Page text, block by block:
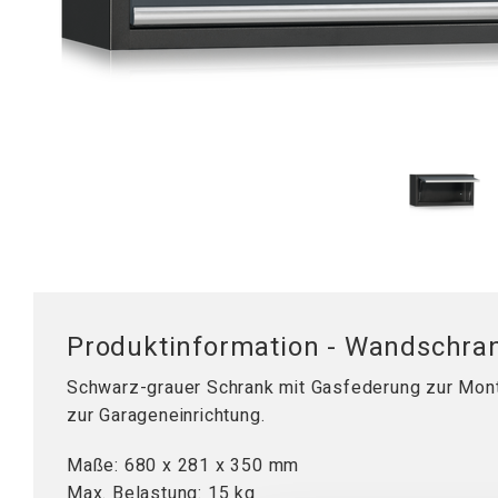
Mobile Arbeitsstationen
Tischplatten
Tischständer
Produktinformation -
Schwarz-grauer Schrank mit Gasfederung zur
zur Garageneinrichtung.
Maße: 680 x 281 x 350 mm